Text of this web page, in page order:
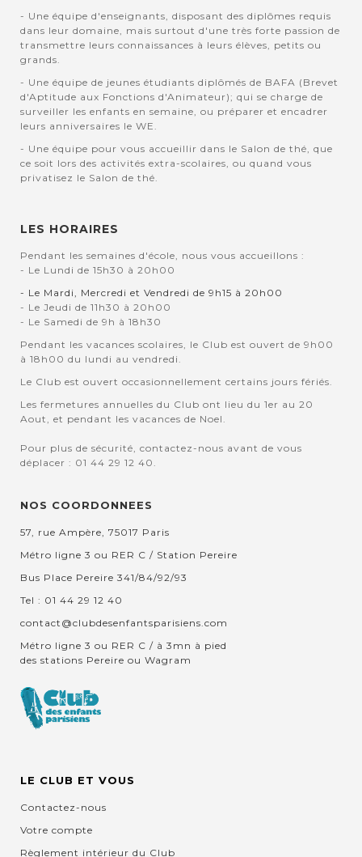
- Une équipe d'enseignants, disposant des diplômes requis
dans leur domaine, mais surtout d'une très forte passion de
transmettre leurs connaissances à leurs élèves, petits ou
grands.
- Une équipe de jeunes étudiants diplômés de BAFA (Brevet
d'Aptitude aux Fonctions d'Animateur); qui se charge de
surveiller les enfants en semaine, ou préparer et encadrer
leurs anniversaires le WE.
- Une équipe pour vous accueillir dans le Salon de thé, que
ce soit lors des activités extra-scolaires, ou quand vous
privatisez le Salon de thé.
LES HORAIRES
Pendant les semaines d'école, nous vous accueillons :
- Le Lundi de 15h30 à 20h00
- Le Mardi, Mercredi et Vendredi de 9h15 à 20h00
- Le Jeudi de 11h30 à 20h00
- Le Samedi de 9h à 18h30
Pendant les vacances scolaires, le Club est ouvert de 9h00
à 18h00 du lundi au vendredi.
Le Club est ouvert occasionnellement certains jours fériés.
Les fermetures annuelles du Club ont lieu du 1er au 20
Aout, et pendant les vacances de Noel.
Pour plus de sécurité, contactez-nous avant de vous
déplacer : 01 44 29 12 40.
NOS COORDONNEES
57, rue Ampère, 75017 Paris
Métro ligne 3 ou RER C / Station Pereire
Bus Place Pereire 341/84/92/93
Tel : 01 44 29 12 40
contact@clubdesenfantsparisiens.com
Métro ligne 3 ou RER C / à 3mn à pied
des stations Pereire ou Wagram
LE CLUB ET VOUS
Contactez-nous
Votre compte
Règlement intérieur du Club